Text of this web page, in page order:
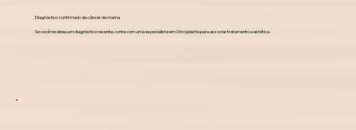
Diagnóstico confirmado de câncer de mama
Se você recebeu um diagnóstico recente, conte com uma especialista em Oncoplastia para associar tratamento e estética.